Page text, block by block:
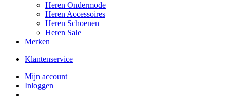
Heren Ondermode
Heren Accessoires
Heren Schoenen
Heren Sale
Merken
Klantenservice
Mijn account
Inloggen